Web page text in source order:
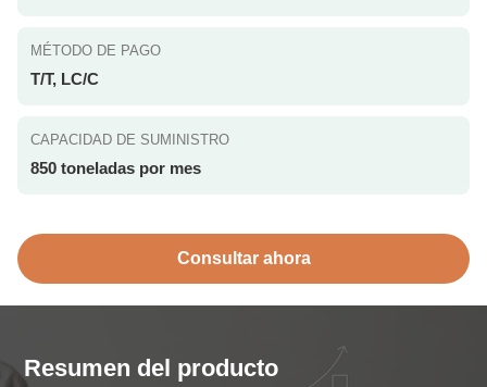
MÉTODO DE PAGO
T/T, LC/C
CAPACIDAD DE SUMINISTRO
850 toneladas por mes
Consultar ahora
Resumen del producto